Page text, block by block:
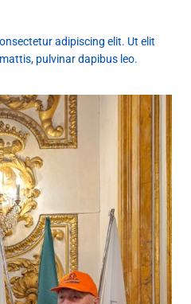
adipiscing elit. Ut elit
pulvinar dapibus leo.